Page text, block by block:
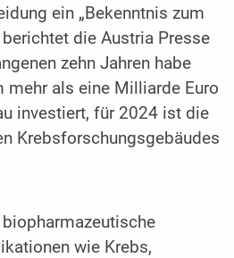
ein „Bekenntnis zum
die Austria Presse
zehn Jahren habe
mehr als eine Milliarde Euro
investiert, für 2024 ist die
Krebsforschungsgebäudes
wie Krebs,